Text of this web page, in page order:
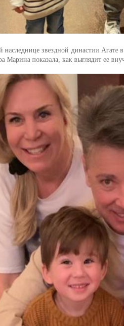
звездной династии Агате
Марина показала, как выглядит ее